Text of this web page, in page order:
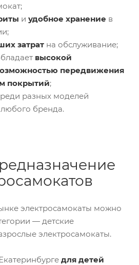
и удобное хранение в
затрат на обслуживание;
высокой
передвижения
покрытий;
разных моделей
бренда.
электросамокаты можно
— детские
электросамокаты.
для детей